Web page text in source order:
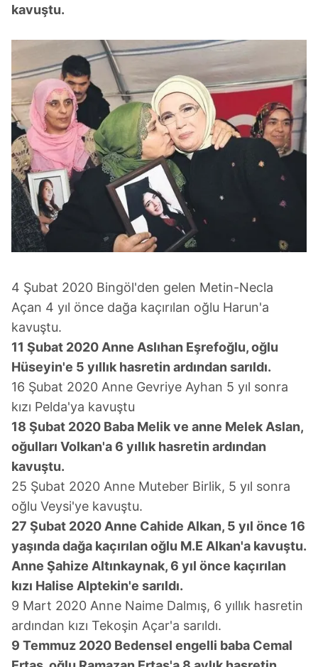
toplumu hizmetlerinin sunulması amacıyla
kılınması ve kişiselleştirilmesi ve sizlere yönelik
reklam/pazarlama faaliyetlerinin yapılması, amaçlarıyla
sınırlı olarak açık rızanız dahilinde kullanılacaktır.
Çerezlere ilişkin tercihlerinizi aşağıda yer alan panel
vasıtasıyla belirleyebilirsiniz. Çerezlere ilişkin detaylı bilgi
için Ayarlar butonuna tıklayabilir,Çerez Bilgilendirme
Metnimiziziyaret edebilirsiniz.
6698 sayılı Kişisel Verilerin Korunması Kanunu uyarınca
hazırlanmış Aydınlatma Metnimizi okumak ve sitemizde
ilgili mevzuata uygun olarak kullanılan çerezlerle ilgili bilgi
almak için lütfen
tıklayınız.
kavuştu.
4 Şubat 2020 Bingöl'den gelen Metin-Necla
Açan 4 yıl önce dağa kaçırılan oğlu Harun'a
kavuştu.
11 Şubat 2020 Anne Aslıhan Eşrefoğlu, oğlu
Hüseyin'e 5 yıllık hasretin ardından sarıldı.
16 Şubat 2020 Anne Gevriye Ayhan 5 yıl sonra
kızı Pelda'ya kavuştu
18 Şubat 2020 Baba Melik ve anne Melek Aslan,
oğulları Volkan'a 6 yıllık hasretin ardından
kavuştu.
25 Şubat 2020 Anne Muteber Birlik, 5 yıl sonra
oğlu Veysi'ye kavuştu.
27 Şubat 2020 Anne Cahide Alkan, 5 yıl önce 16
yaşında dağa kaçırılan oğlu M.E Alkan'a kavuştu.
Anne Şahize Altınkaynak, 6 yıl önce kaçırılan
kızı Halise Alptekin'e sarıldı.
9 Mart 2020 Anne Naime Dalmış, 6 yıllık hasretin
ardından kızı Tekoşin Açar'a sarıldı.
9 Temmuz 2020 Bedensel engelli baba Cemal